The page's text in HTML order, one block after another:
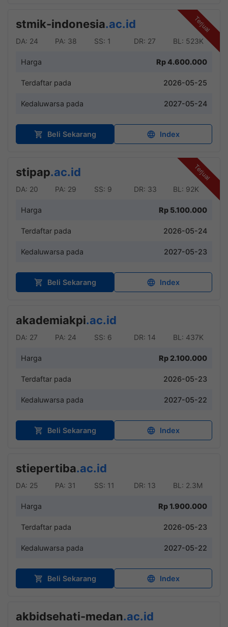
Terjual
stmik-indonesia.ac.id
DA: 24 PA: 38 SS: 1 DR: 27 BL: 523K
Harga Rp 4.600.000
Terdaftar pada 2026-05-25
Kedaluwarsa pada 2027-05-24
Beli Sekarang Index
Terjual
stipap.ac.id
DA: 20 PA: 29 SS: 9 DR: 33 BL: 92K
Harga Rp 5.100.000
Terdaftar pada 2026-05-24
Kedaluwarsa pada 2027-05-23
Beli Sekarang Index
akademiakpi.ac.id
DA: 27 PA: 24 SS: 6 DR: 14 BL: 437K
Harga Rp 2.100.000
Terdaftar pada 2026-05-23
Kedaluwarsa pada 2027-05-22
Beli Sekarang Index
stiepertiba.ac.id
DA: 25 PA: 31 SS: 11 DR: 13 BL: 2.3M
Harga Rp 1.900.000
Terdaftar pada 2026-05-23
Kedaluwarsa pada 2027-05-22
Beli Sekarang Index
akbidsehati-medan.ac.id